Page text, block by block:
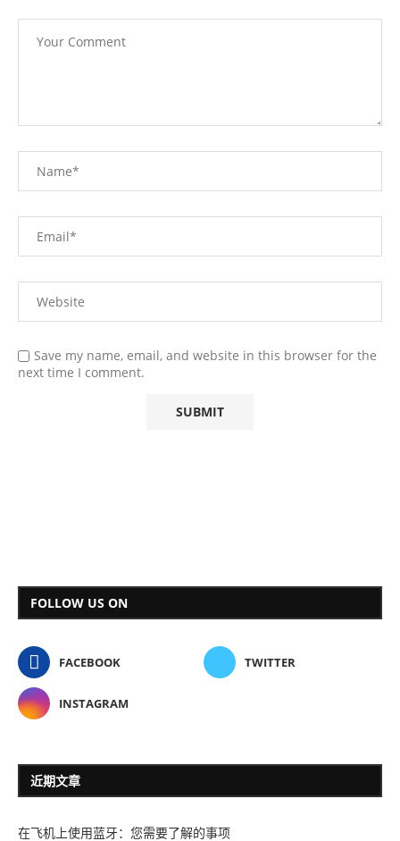
Save my name, email, and website in this browser for the
next time I comment.
FOLLOW US ON
FACEBOOK TWITTER
INSTAGRAM
近期文章
在飞机上使用蓝牙：您需要了解的事项